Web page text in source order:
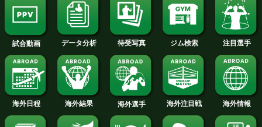
を下して再び存在感をアピールしたい
今月のタイトル戦トップに戻る